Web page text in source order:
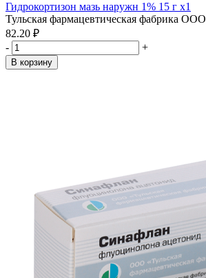
Гидрокортизон мазь наружн 1% 15 г x1
Тульская фармацевтическая фабрика ООО
82.20 ₽
-
+
В корзину